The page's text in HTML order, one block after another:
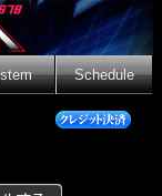
Schedule